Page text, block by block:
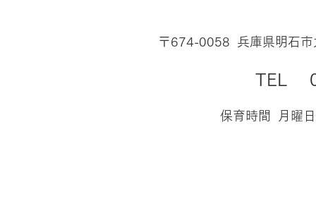
〒674-0058 兵庫県明石市
​TEL
保育時間 月曜